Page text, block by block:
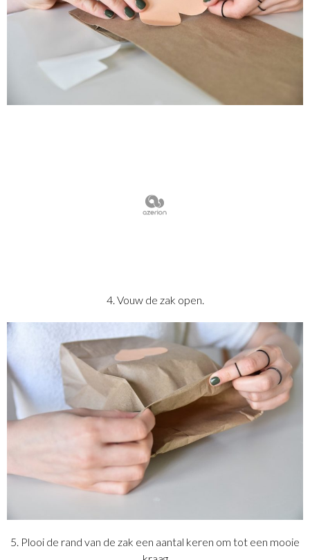
4. Vouw de zak open.
5. Plooi de rand van de zak een aantal keren om tot een mooie